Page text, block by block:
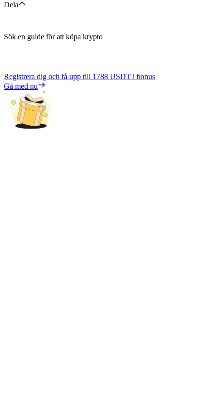
Dela
Sök en guide för att köpa krypto
Registrera dig och få upp till 1788 USDT i bonus
Gå med nu